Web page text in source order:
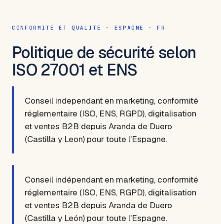
CONFORMITÉ ET QUALITÉ · ESPAGNE · FR
Politique de sécurité selon
ISO 27001 et ENS
Conseil independant en marketing, conformité
réglementaire (ISO, ENS, RGPD), digitalisation
et ventes B2B depuis Aranda de Duero
(Castilla y Leon) pour toute l'Espagne.
Conseil indépendant en marketing, conformité
réglementaire (ISO, ENS, RGPD), digitalisation
et ventes B2B depuis Aranda de Duero
(Castilla y León) pour toute l'Espagne.